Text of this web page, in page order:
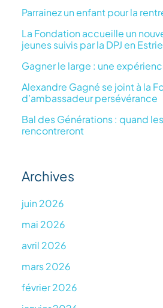
:Parrainez un enfant pour la
La Fondation accueille un
jeunes suivis par la DPJ en Estrie
Gagner le large : une
Alexandre Gagné se joint à la
d’ambassadeur persévérance
Bal des Générations : quand
rencontreront
Archives
juin 2026
mai 2026
avril 2026
mars 2026
février 2026